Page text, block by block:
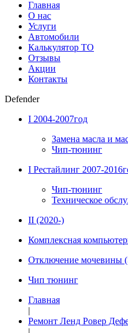
Главная
О нас
Услуги
Автомобили
Калькулятор ТО
Отзывы
Акции
Контакты
Defender
I 2004-2007год
Замена масла и
Чип-тюнинг
I Рестайлинг 2007-
Чип-тюнинг
Техническое
II (2020-)
Комплексная
Отключение мочевины
Чип тюнинг
Главная
|
Ремонт Ленд Ровер